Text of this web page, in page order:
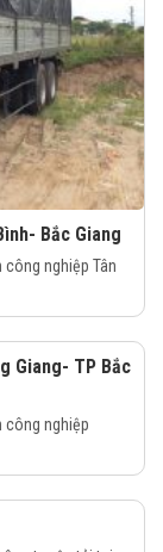
Bắc Giang
công nghiệp Tân
Giang- TP Bắc
công nghiệp